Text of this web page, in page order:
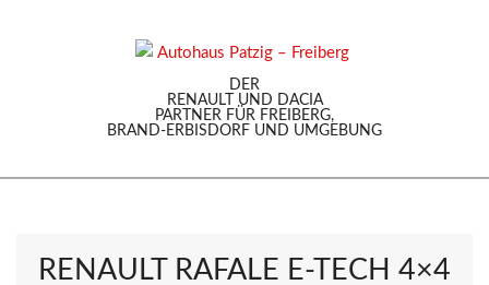
DER
RENAULT UND DACIA
PARTNER FÜR FREIBERG,
BRAND-ERBISDORF UND UMGEBUNG
bei uns.
RENAULT RAFALE E-TECH 4×4